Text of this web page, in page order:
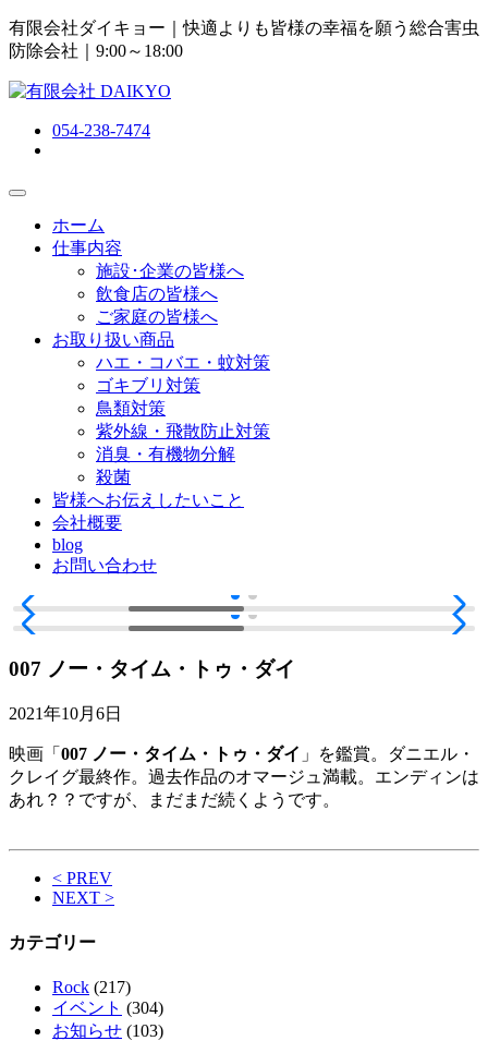
有限会社ダイキョー｜快適よりも皆様の幸福を願う総合害虫
防除会社 ｜9:00～18:00
054-238-7474
ホーム
仕事内容
施設･企業の皆様へ
飲食店の皆様へ
ご家庭の皆様へ
お取り扱い商品
ハエ・コバエ・蚊対策
ゴキブリ対策
鳥類対策
紫外線・飛散防止対策
消臭・有機物分解
殺菌
皆様へお伝えしたいこと
会社概要
blog
お問い合わせ
007 ノー・タイム・トゥ・ダイ
2021年10月6日
映画「 007 ノー・タイム・トゥ・ダイ 」を鑑賞。ダニエル・
クレイグ最終作。過去作品のオマージュ満載。エンディンは
あれ？？ですが、まだまだ続くようです。
< PREV
NEXT >
カテゴリー
Rock (217)
イベント (304)
お知らせ (103)